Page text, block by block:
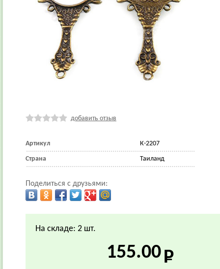
добавить отзыв
Артикул К-2207
Страна Таиланд
Поделиться с друзьями:
На складе: 2 шт.
155.00